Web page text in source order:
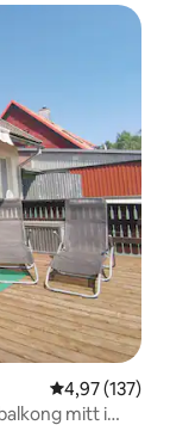
4,97 av 5 i
4,97 (137)
mitt i